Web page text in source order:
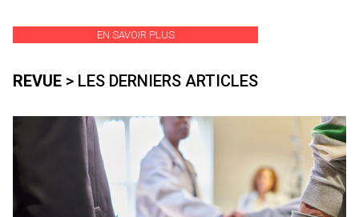
EN SAVOIR PLUS
REVUE > LES DERNIERS ARTICLES